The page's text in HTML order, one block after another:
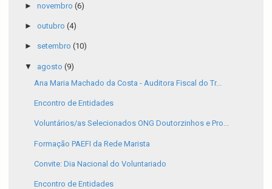
► novembro (6)
► outubro (4)
► setembro (10)
▼ agosto (9)
Ana Maria Machado da Costa - Auditora Fiscal do Tr...
Encontro de Entidades
Voluntários/as Selecionados ONG Doutorzinhos e Pro...
Formação PAEFI da Rede Marista
Convite: Dia Nacional do Voluntariado
Encontro de Entidades